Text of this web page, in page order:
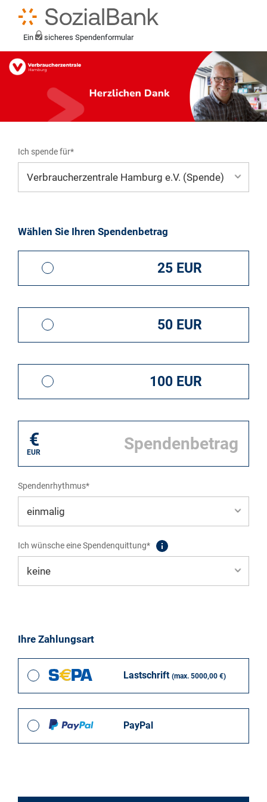
Ein sicheres Spendenformular
Ich spende für*
Wählen Sie Ihren Spendenbetrag
25 EUR
50 EUR
100 EUR
€
EUR
Spendenrhythmus*
Ich wünsche eine Spendenquittung*
Ihre Zahlungsart
Lastschrift (max. 5000,00 €)
PayPal